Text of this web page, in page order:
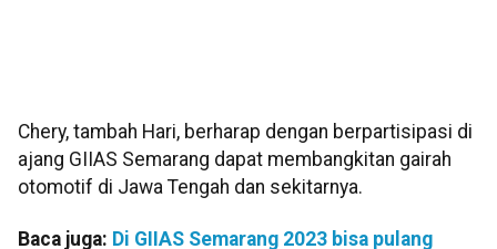
Chery, tambah Hari, berharap dengan berpartisipasi di
ajang GIIAS Semarang dapat membangkitan gairah
otomotif di Jawa Tengah dan sekitarnya.
Baca juga: Di GIIAS Semarang 2023 bisa pulang